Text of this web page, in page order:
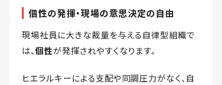
個性の発揮・現場の意思決定の自由
現場社員に大きな裁量を与える自律型組織で
は、個性が発揮されやすくなります。
ヒエラルキーによる支配や同調圧力がなく、自